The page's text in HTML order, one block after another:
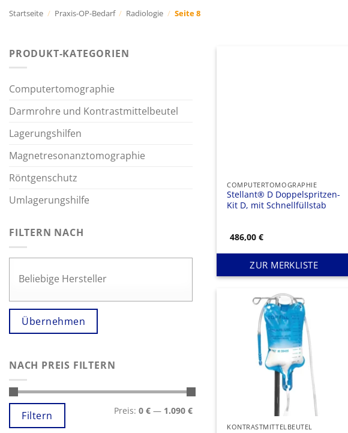
Startseite / Praxis-OP-Bedarf / Radiologie / Seite 8
PRODUKT-KATEGORIEN
Computertomographie
Darmrohre und Kontrastmittelbeutel
Lagerungshilfen
Magnetresonanztomographie
Röntgenschutz
Umlagerungshilfe
FILTERN NACH
Übernehmen
NACH PREIS FILTERN
Min.
Preis
Max.
PreisFiltern Preis: 0 € — 1.090 €
COMPUTERTOMOGRAPHIE
Stellant® D Doppelspritzen-
Kit D, mit Schnellfüllstab
486,00€
ZUR MERKLISTE
KONTRASTMITTELBEUTEL